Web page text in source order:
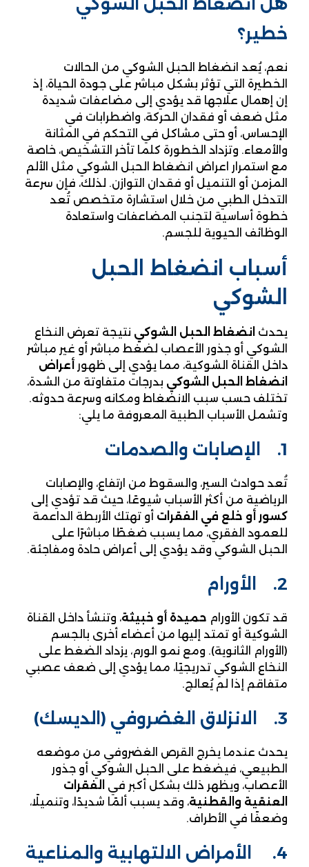
خطير؟
نعم، يُعد انضغاط الحبل الشوكي من الحالات
الخطيرة التي تؤثر بشكل مباشر على جودة الحياة، إذ
إن إهمال علاجها قد يؤدي إلى مضاعفات شديدة
مثل ضعف أو فقدان الحركة، واضطرابات في
الإحساس، أو حتى مشاكل في التحكم في المثانة
والأمعاء. وتزداد الخطورة كلما تأخر التشخيص، خاصة
مع استمرار اعراض انضغاط الحبل الشوكي مثل الألم
المزمن أو التنميل أو فقدان التوازن. لذلك، فإن سرعة
التدخل الطبي من خلال استشارة متخصص تُعد
خطوة أساسية لتجنب المضاعفات واستعادة
الوظائف الحيوية للجسم.
أسباب انضغاط الحبل
الشوكي
يحدث انضغاط الحبل الشوكي نتيجة تعرض النخاع
الشوكي أو جذور الأعصاب لضغط مباشر أو غير مباشر
داخل القناة الشوكية، مما يؤدي إلى ظهور
أعراض
انضغاط الحبل الشوكي بدرجات متفاوتة من الشدة،
تختلف حسب سبب الانضغاط ومكانه وسرعة حدوثه.
وتشمل الأسباب الطبية المعروفة ما يلي:
1. الإصابات والصدمات
تُعد حوادث السير، والسقوط من ارتفاع، والإصابات
الرياضية من أكثر الأسباب شيوعًا، حيث قد تؤدي إلى
كسور أو خلع في الفقرات أو تهتك الأربطة الداعمة
للعمود الفقري، مما يسبب ضغطًا مباشرًا على
الحبل الشوكي وقد يؤدي إلى أعراض حادة ومفاجئة.
2. الأورام
قد تكون الأورام حميدة أو خبيثة، وتنشأ داخل القناة
الشوكية أو تمتد إليها من أعضاء أخرى بالجسم
(الأورام الثانوية). ومع نمو الورم، يزداد الضغط على
النخاع الشوكي تدريجيًا، مما يؤدي إلى ضعف عصبي
متفاقم إذا لم يُعالج.
3. الانزلاق الغضروفي (الديسك)
يحدث عندما يخرج القرص الغضروفي من موضعه
الطبيعي، فيضغط على الحبل الشوكي أو جذور
الأعصاب، ويظهر ذلك بشكل أكبر في
الفقرات
العنقية والقطنية، وقد يسبب ألمًا شديدًا، وتنميلًا،
وضعفًا في الأطراف.
4. الأمراض الالتهابية والمناعية